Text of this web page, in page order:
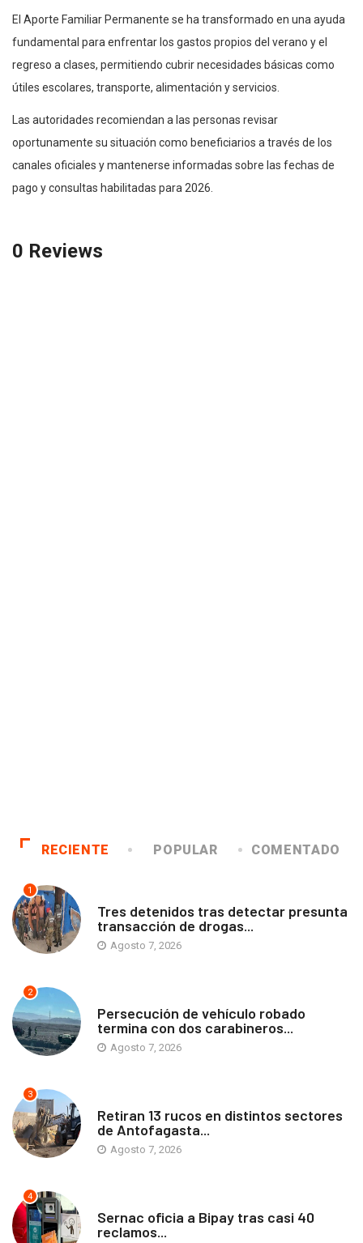
El Aporte Familiar Permanente se ha transformado en una ayuda
fundamental para enfrentar los gastos propios del verano y el
regreso a clases, permitiendo cubrir necesidades básicas como
útiles escolares, transporte, alimentación y servicios.
Las autoridades recomiendan a las personas revisar
oportunamente su situación como beneficiarios a través de los
canales oficiales y mantenerse informadas sobre las fechas de
pago y consultas habilitadas para 2026.
0 Reviews
RECIENTE POPULAR COMENTADO
1
Tres detenidos tras detectar presunta
transacción de drogas...
Agosto 7, 2026
2
Persecución de vehículo robado
termina con dos carabineros...
Agosto 7, 2026
3
Retiran 13 rucos en distintos sectores
de Antofagasta...
Agosto 7, 2026
4
Sernac oficia a Bipay tras casi 40
reclamos...